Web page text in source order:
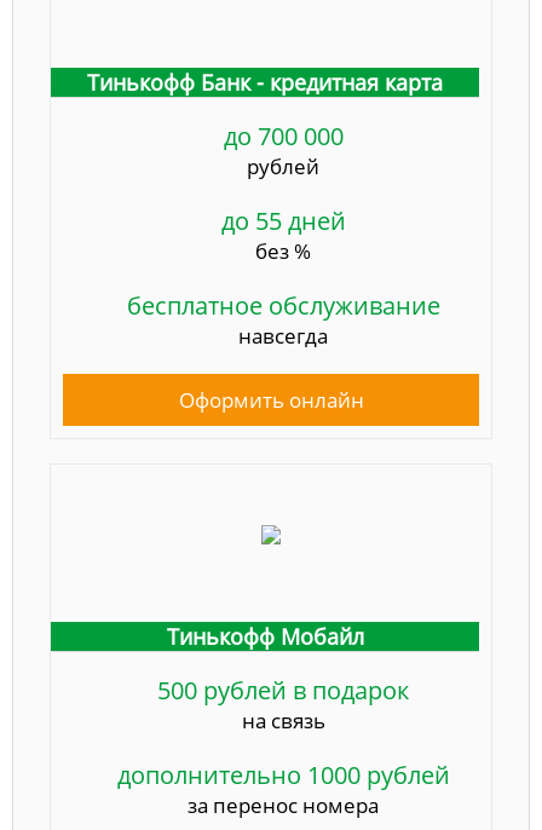
Тинькофф Банк - кредитная карта
до 700 000
рублей
до 55 дней
без %
бесплатное обслуживание
навсегда
Оформить онлайн
Тинькофф Мобайл
500 рублей в подарок
на связь
дополнительно 1000 рублей
за перенос номера